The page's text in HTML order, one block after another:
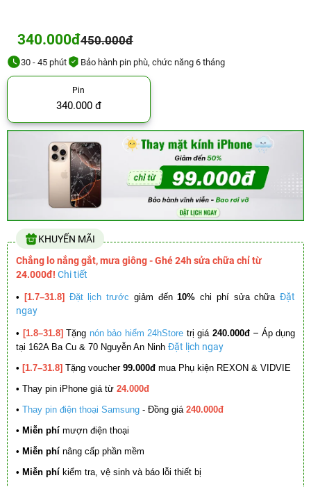
340.000đ450.000đ
30 - 45 phút Bảo hành pin phù, chức năng 6 tháng
Pin
340.000 đ
KHUYẾN MÃI
Chẳng lo nắng gắt, mưa giông - Ghé 24h sửa chữa chỉ từ
24.000đ! Chi tiết
• [1.7–31.8] Đặt lịch trước giảm đến10% chi phí sửa chữa Đặt
ngay
• [1.8–31.8] Tặng nón bảo hiểm 24hStore trị giá 240.000đ – Áp dụng
tại 162A Ba Cu & 70 Nguyễn An Ninh Đặt lịch ngay
• [1.7–31.8] Tặng voucher 99.000đ mua Phụ kiện REXON & VIDVIE
• Thay pin iPhone giá từ 24.000đ
• Thay pin điện thoại Samsung - Đồng giá 240.000đ
• Miễn phí mượn điện thoại
• Miễn phí nâng cấp phần mềm
• Miễn phí kiểm tra, vệ sinh và báo lỗi thiết bị